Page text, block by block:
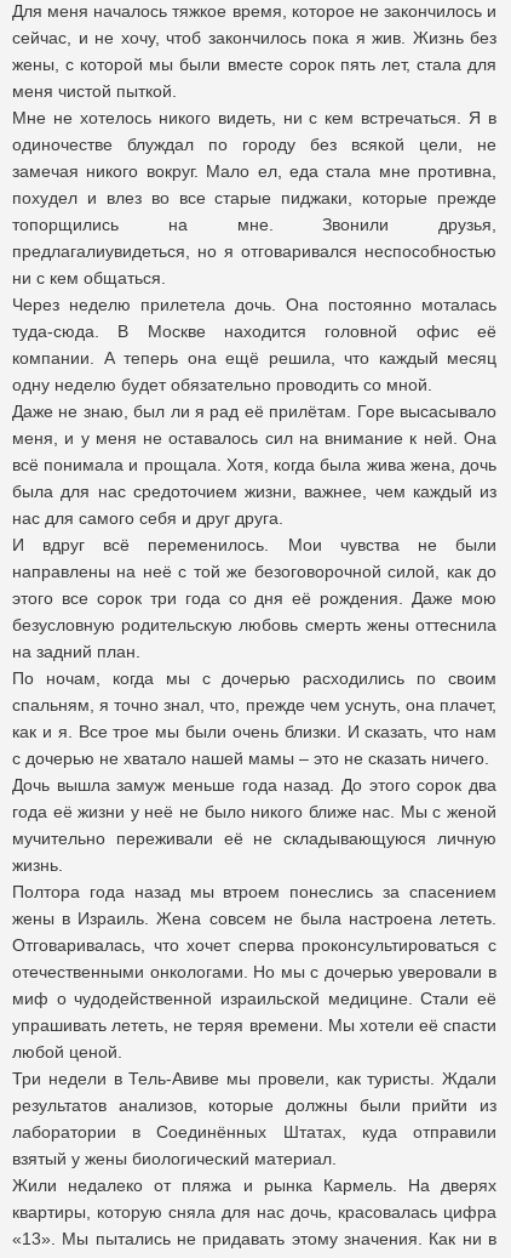
Для меня началось тяжкое время, которое не закончилось и
сейчас, и не хочу, чтоб закончилось пока я жив. Жизнь без
жены, с которой мы были вместе сорок пять лет, стала для
меня чистой пыткой.
Мне не хотелось никого видеть, ни с кем встречаться. Я в
одиночестве блуждал по городу без всякой цели, не
замечая никого вокруг. Мало ел, еда стала мне противна,
похудел и влез во все старые пиджаки, которые прежде
топорщились на мне. Звонили друзья,
предлагалиувидеться, но я отговаривался неспособностью
ни с кем общаться.
Через неделю прилетела дочь. Она постоянно моталась
туда-сюда. В Москве находится головной офис её
компании. А теперь она ещё решила, что каждый месяц
одну неделю будет обязательно проводить со мной.
Даже не знаю, был ли я рад её прилётам. Горе высасывало
меня, и у меня не оставалось сил на внимание к ней. Она
всё понимала и прощала. Хотя, когда была жива жена, дочь
была для нас средоточием жизни, важнее, чем каждый из
нас для самого себя и друг друга.
И вдруг всё переменилось. Мои чувства не были
направлены на неё с той же безоговорочной силой, как до
этого все сорок три года со дня её рождения. Даже мою
безусловную родительскую любовь смерть жены оттеснила
на задний план.
По ночам, когда мы с дочерью расходились по своим
спальням, я точно знал, что, прежде чем уснуть, она плачет,
как и я. Все трое мы были очень близки. И сказать, что нам
с дочерью не хватало нашей мамы – это не сказать ничего.
Дочь вышла замуж меньше года назад. До этого сорок два
года её жизни у неё не было никого ближе нас. Мы с женой
мучительно переживали её не складывающуюся личную
жизнь.
Полтора года назад мы втроем понеслись за спасением
жены в Израиль. Жена совсем не была настроена лететь.
Отговаривалась, что хочет сперва проконсультироваться с
отечественными онкологами. Но мы с дочерью уверовали в
миф о чудодейственной израильской медицине. Стали её
упрашивать лететь, не теряя времени. Мы хотели её спасти
любой ценой.
Три недели в Тель-Авиве мы провели, как туристы. Ждали
результатов анализов, которые должны были прийти из
лаборатории в Соединённых Штатах, куда отправили
взятый у жены биологический материал.
Жили недалеко от пляжа и рынка Кармель. На дверях
квартиры, которую сняла для нас дочь, красовалась цифра
«13». Мы пытались не придавать этому значения. Как ни в